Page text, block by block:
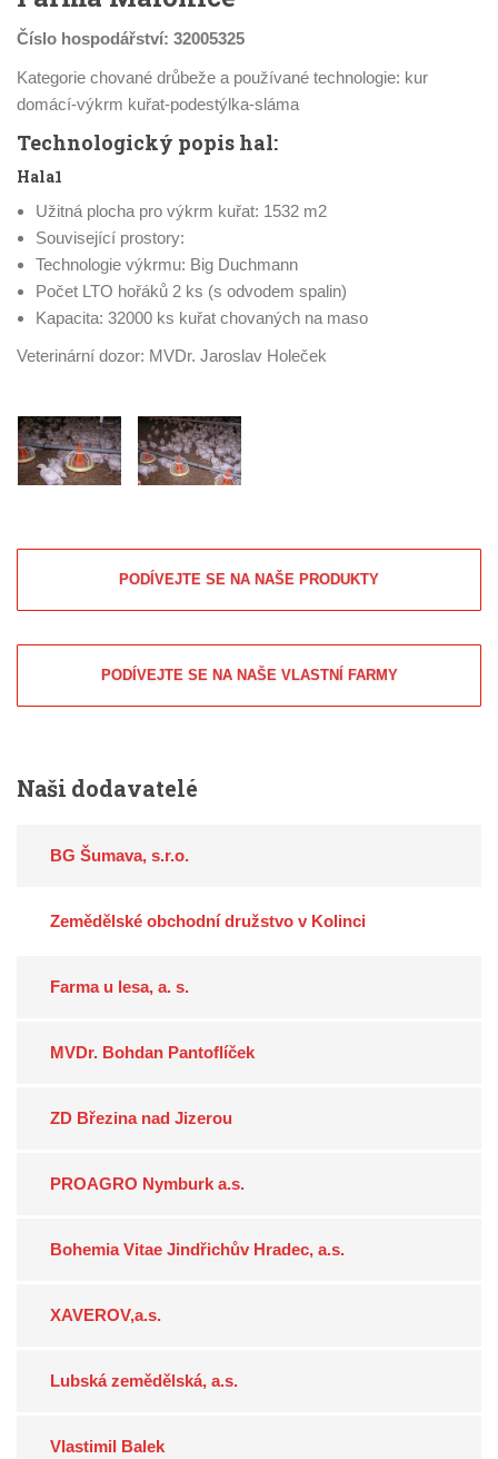
Číslo hospodářství: 32005325
Kategorie chované drůbeže a používané technologie: kur
domácí-výkrm kuřat-podestýlka-sláma
Technologický popis hal:
Hala1
Užitná plocha pro výkrm kuřat: 1532 m2
Související prostory:
Technologie výkrmu: Big Duchmann
Počet LTO hořáků 2 ks (s odvodem spalin)
Kapacita: 32000 ks kuřat chovaných na maso
Veterinární dozor: MVDr. Jaroslav Holeček
PODÍVEJTE SE NA NAŠE PRODUKTY
PODÍVEJTE SE NA NAŠE VLASTNÍ FARMY
Našidodavatelé
BG Šumava, s.r.o.
Zemědělské obchodní družstvo v Kolinci
Farma u lesa, a. s.
MVDr. Bohdan Pantoflíček
ZD Březina nad Jizerou
PROAGRO Nymburk a.s.
Bohemia Vitae Jindřichův Hradec, a.s.
XAVEROV,a.s.
Lubská zemědělská, a.s.
Vlastimil Balek